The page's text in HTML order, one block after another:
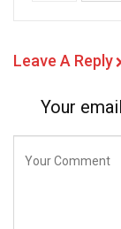
Leave A Reply
Your